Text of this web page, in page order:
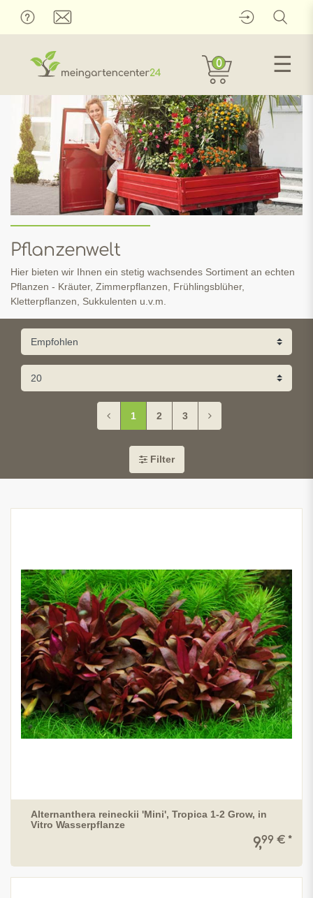
0 ☰
Pflanzenwelt
Hier bieten wir Ihnen ein stetig wachsendes Sortiment an echten
Pflanzen - Kräuter, Zimmerpflanzen, Frühlingsblüher,
Kletterpflanzen, Sukkulenten u.v.m.
1 2 3
Filter
Alternanthera reineckii 'Mini', Tropica 1-2 Grow, in
Vitro Wasserpflanze
9,99 € *